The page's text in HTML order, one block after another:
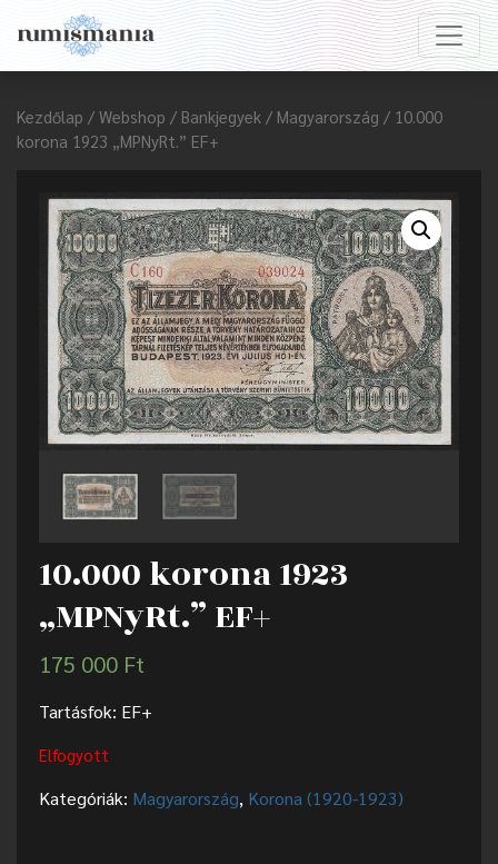
Kezdőlap / Webshop / Bankjegyek / Magyarország / 10.000
korona 1923 „MPNyRt.” EF+
10.000 korona 1923
„MPNyRt.” EF+
175 000 Ft
Tartásfok: EF+
Elfogyott
Kategóriák: Magyarország, Korona (1920-1923)